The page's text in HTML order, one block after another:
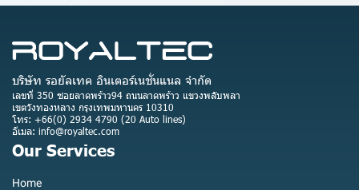
บริษัท รอยัลเทค อินเตอร์เนชั่นแนล จำกัด
เลขที่ 350 ซอยลาดพร้าว94 ถนนลาดพร้าว แขวงพลับพลา
เขตวังทองหลาง กรุงเทพมหานคร 10310
โทร: +66(0) 2934 4790 (20 Auto lines)
อีเมล: info@royaltec.com
Our Services
Home